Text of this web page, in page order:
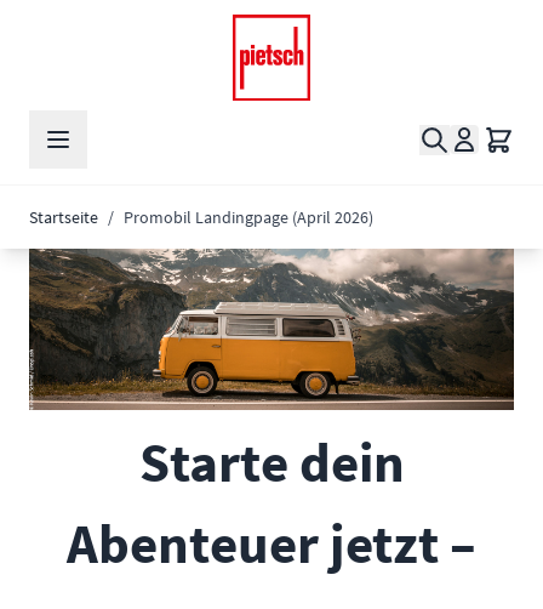
Suche
Startseite / Promobil Landingpage (April 2026)
Starte dein
Abenteuer jetzt –